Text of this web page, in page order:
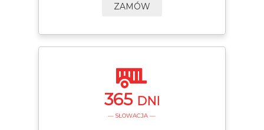
ZAMÓW
365 DNI
— SŁOWACJA —